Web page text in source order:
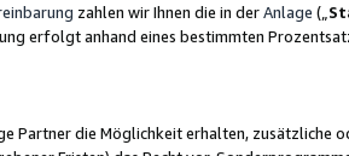
zahlen wir Ihnen die in derAnlage („
erfolgt anhand eines bestimmten
Partner die Möglichkeit erhalten, zusätzliche